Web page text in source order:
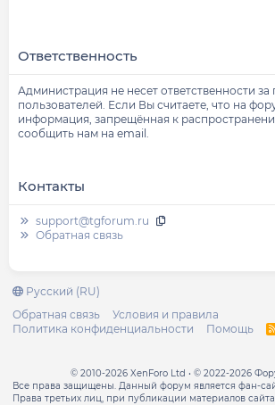
Ответственность
Администрация не несет ответственности
пользователей. Если Вы считаете, что на
информация, запрещённая к
сообщить нам на email.
Контакты
support@tgforum.ru
Обратная связь
Русский (RU)
Обратная связь
Условия и правила
Политика конфиденциальности
Помощь
© 2010-2026 XenForo Ltd
© 2022-2026
Все права защищены. Данный форум является фан-
Права третьих лиц, при публикации материалов